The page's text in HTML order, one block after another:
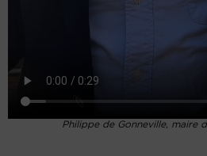
Philippe de Gonneville, maire